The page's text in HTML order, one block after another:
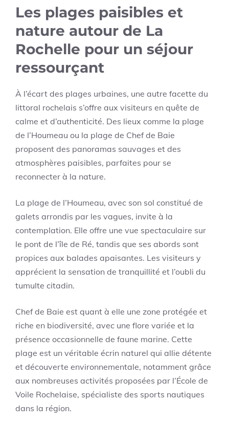
Les plages paisibles et
nature autour de La
Rochelle pour un séjour
ressourçant
À l’écart des plages urbaines, une autre facette du
littoral rochelais s’offre aux visiteurs en quête de
calme et d’authenticité. Des lieux comme la plage
de l’Houmeau ou la plage de Chef de Baie
proposent des panoramas sauvages et des
atmosphères paisibles, parfaites pour se
reconnecter à la nature.
La plage de l’Houmeau, avec son sol constitué de
galets arrondis par les vagues, invite à la
contemplation. Elle offre une vue spectaculaire sur
le pont de l’île de Ré, tandis que ses abords sont
propices aux balades apaisantes. Les visiteurs y
apprécient la sensation de tranquillité et l’oubli du
tumulte citadin.
Chef de Baie est quant à elle une zone protégée et
riche en biodiversité, avec une flore variée et la
présence occasionnelle de faune marine. Cette
plage est un véritable écrin naturel qui allie détente
et découverte environnementale, notamment grâce
aux nombreuses activités proposées par l’École de
Voile Rochelaise, spécialiste des sports nautiques
dans la région.